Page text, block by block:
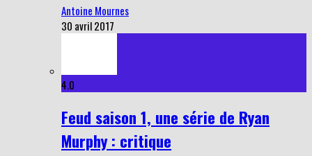
Antoine Mournes
30 avril 2017
4.0
Feud saison 1, une série de Ryan
Murphy : critique